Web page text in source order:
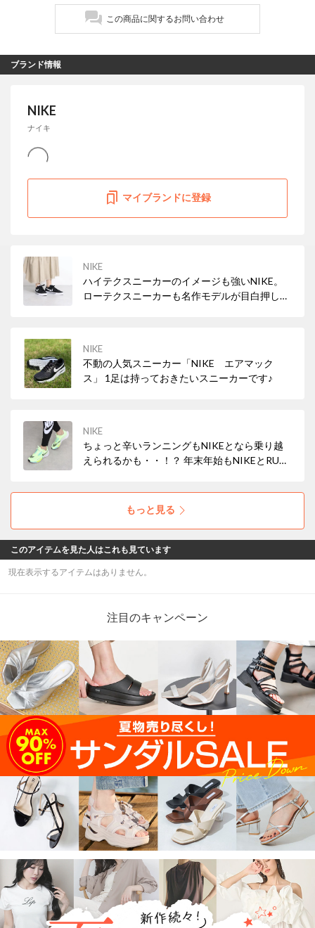
この商品に関するお問い合わせ
ブランド情報
NIKE
ナイキ
マイブランドに登録
NIKE
ハイテクスニーカーのイメージも強いNIKE。
ローテクスニーカーも名作モデルが目白押し！
NIKE
不動の人気スニーカー「NIKE エアマック
ス」 1足は持っておきたいスニーカーです♪
NIKE
ちょっと辛いランニングもNIKEとなら乗り越
えられるかも・・！？ 年末年始もNIKEとRUN
もっと見る
このアイテムを見た人はこれも見ています
現在表示するアイテムはありません。
注目のキャンペーン